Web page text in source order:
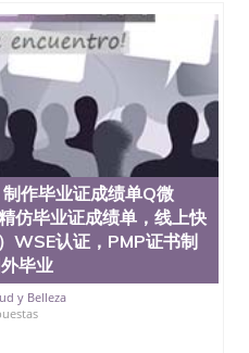
哪里可以办理
学校办理假的毕业证成
可以办理水印成绩单
单GPA分数551190476
假文凭网上能查到吗
证QQ微信551190476办
国外毕业证去哪认证
皮QQ微信551190476国
快速代办国外毕
拿到国外文凭QQ微信
QQ微信551190476国外
泰国文凭办理QQ微
明QQ微信551190476 国
外国文凭在中国有用吗
回国证明QQ微信
明QQ微信551190476国
网上买文凭可靠
作毕业证成绩单Q微
仿毕业证成绩单，线上快
WSE认证，PMP证书制
毕业
y Belleza